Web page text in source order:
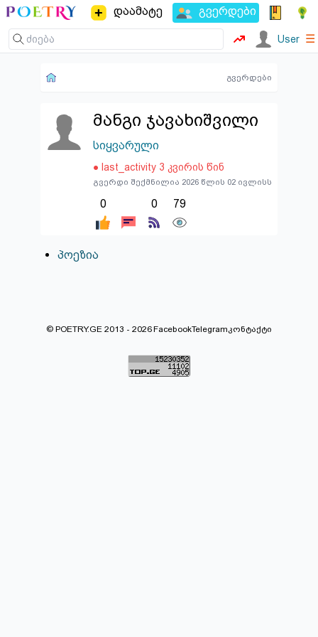
დაამატე გვერდები
User ☰
გვერდები
მანგი ჯავახიშვილი
სიყვარული
● last_activity 3 კვირის წინ
გვერდი შექმნილია 2026 წლის 02 ივლისს
0 0 79
პოეზია
© POETRY.GE 2013 - 2026FacebookTelegramკონტაქტი